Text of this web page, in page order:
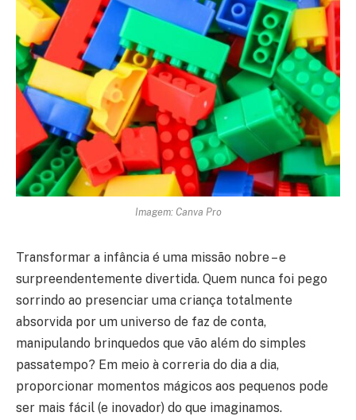
Imagem: Canva Pro
Transformar a infância é uma missão nobre – e
surpreendentemente divertida. Quem nunca foi pego
sorrindo ao presenciar uma criança totalmente
absorvida por um universo de faz de conta,
manipulando brinquedos que vão além do simples
passatempo? Em meio à correria do dia a dia,
proporcionar momentos mágicos aos pequenos pode
ser mais fácil (e inovador) do que imaginamos.